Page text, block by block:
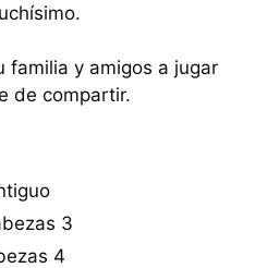
familia y amigos a jugar
de compartir.
3
4